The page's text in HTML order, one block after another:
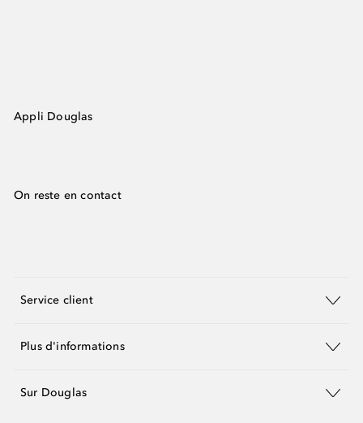
Appli Douglas
On reste en contact
Service client
Plus d'informations
Sur Douglas